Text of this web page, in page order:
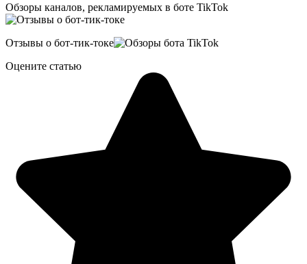
Обзоры каналов, рекламируемых в боте TikTok
Отзывы о бот-тик-токе
Оцените статью